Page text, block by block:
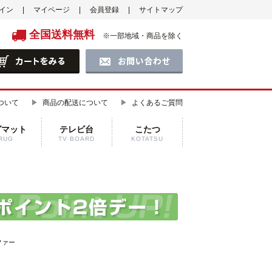
ン マイページ 会員登録 サイトマップ
全国送料無料 ※一部地域・商品を除く
いて 商品の配送について よくあるご質問
ット テレビ台
TV BOARD
こたつ
KOTATSU
ァー